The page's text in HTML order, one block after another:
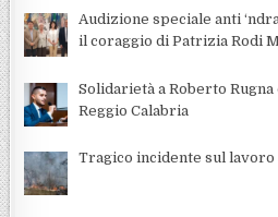
Audizione speciale anti
il coraggio di Patrizia Rodi
Solidarietà a Roberto
Reggio Calabria
Tragico incidente sul lavoro